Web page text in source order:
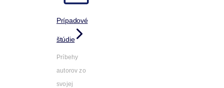
Prípadové
štúdie
Príbehy
autorov zo
svojej